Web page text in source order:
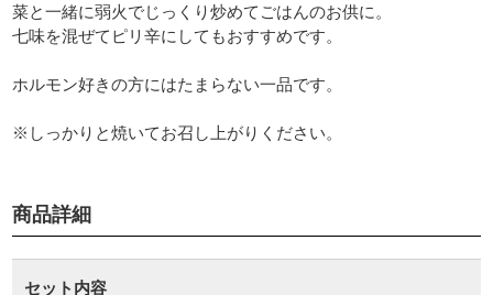
菜と一緒に弱火でじっくり炒めてごはんのお供に。
七味を混ぜてピリ辛にしてもおすすめです。
ホルモン好きの方にはたまらない一品です。
※しっかりと焼いてお召し上がりください。
商品詳細
セット内容